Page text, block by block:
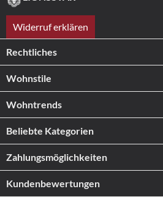
Widerruf erklären
Rechtliches
Wohnstile
Wohntrends
Beliebte Kategorien
Zahlungs­möglichkeiten
Kundenbewertungen